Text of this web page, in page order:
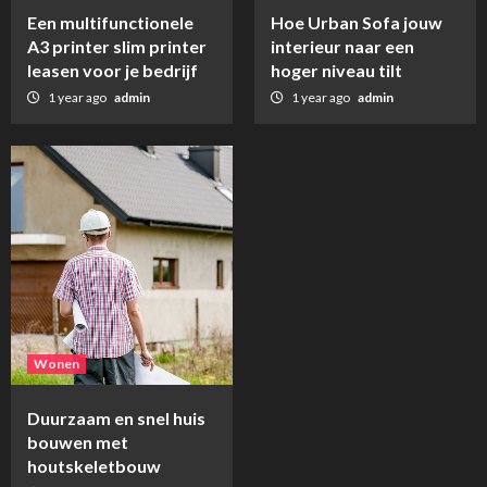
5
Wonen
Duurzaam en snel huis bouwen met
houtskeletbouw
Een multifunctionele
A3 printer slim printer
leasen voor je bedrijf
1 year ago admin
Hoe Urban Sofa jouw
interieur naar een
hoger niveau tilt
1 year ago admin
Wonen
Duurzaam en snel huis
bouwen met
houtskeletbouw